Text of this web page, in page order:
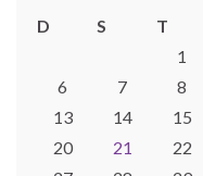
D
S T
1
6
7 8
13
14 15
20
21 22